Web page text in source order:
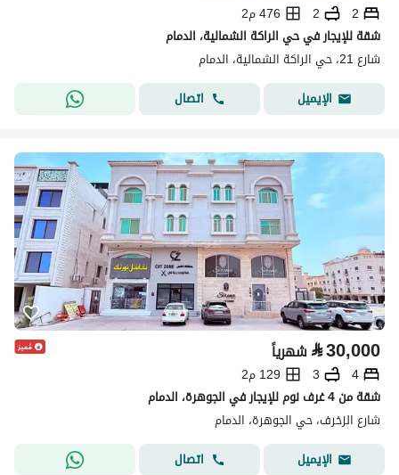
2
2
476 م2
شقة للإيجار في حي الراكة الشمالية، الدمام
شارع 21، حي الراكة الشمالية، الدمام
الإيميل
اتصال
⃁30,000 شهرياً
4
3
129 م2
شقة من 4 غرف نوم للإيجار في الجوهرة، الدمام
شارع الزخرف، حي الجوهرة، الدمام
الإيميل
اتصال